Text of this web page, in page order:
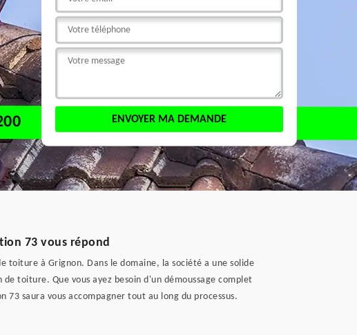
73 vous répond
toiture à Grignon. Dans le domaine, la société a une solide
toiture. Que vous ayez besoin d'un démoussage complet
saura vous accompagner tout au long du processus.